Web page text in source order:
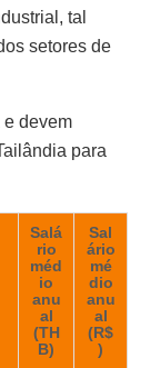
tal
setores de
e devem
para
Salá
rio
méd
io
anu
al
(TH
B)
Sal
ário
mé
dio
anu
al
(R$
)